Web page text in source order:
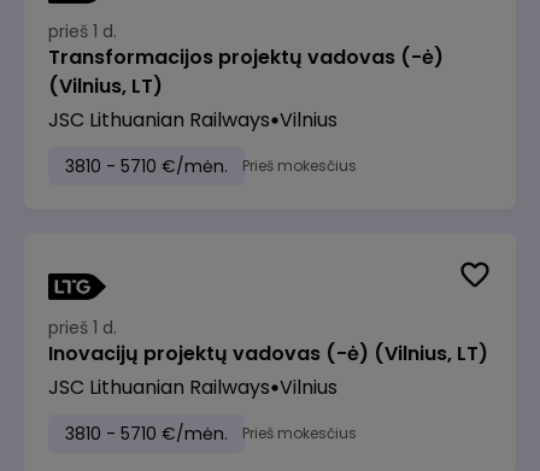
prieš 1 d.
Transformacijos projektų vadovas (-ė)
(Vilnius, LT)
JSC Lithuanian Railways Vilnius
3810 - 5710 €/mėn. Prieš mokesčius
prieš 1 d.
Inovacijų projektų vadovas (-ė) (Vilnius, LT)
JSC Lithuanian Railways Vilnius
3810 - 5710 €/mėn. Prieš mokesčius